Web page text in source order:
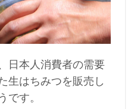
日本人消費者の需要
生はちみつを販売し
す。